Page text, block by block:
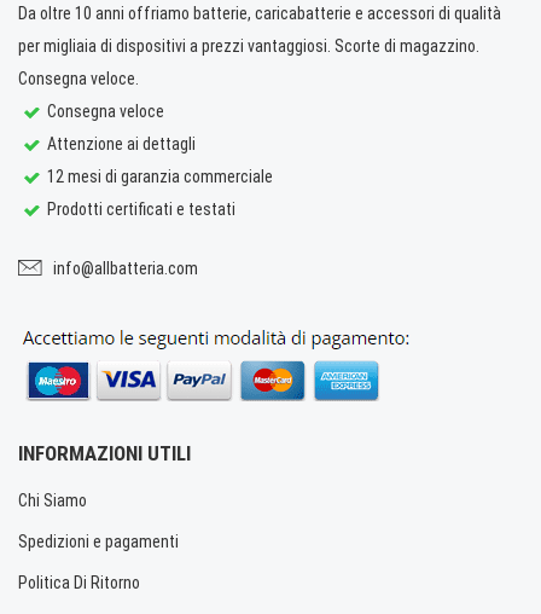
Da oltre 10 anni offriamo batterie, caricabatterie e accessori di qualità
per migliaia di dispositivi a prezzi vantaggiosi. Scorte di magazzino.
Consegna veloce.
Consegna veloce
Attenzione ai dettagli
12 mesi di garanzia commerciale
Prodotti certificati e testati
info@allbatteria.com
INFORMAZIONI UTILI
Chi Siamo
Spedizioni e pagamenti
Politica Di Ritorno